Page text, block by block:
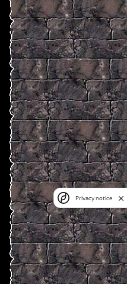
Privacy notice